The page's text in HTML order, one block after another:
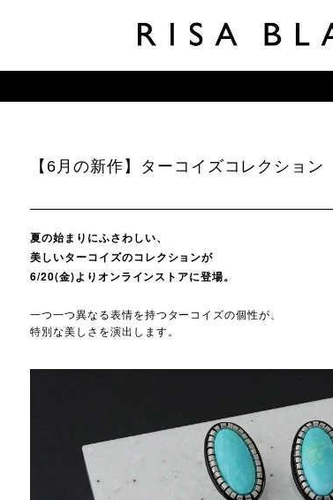
【6月の新作】ターコイズコレクション
夏の始まりにふさわしい、
美しいターコイズのコレクションが
6/20(金)よりオンラインストアに登場。
一つ一つ異なる表情を持つターコイズの個性が、
特別な美しさを演出します。